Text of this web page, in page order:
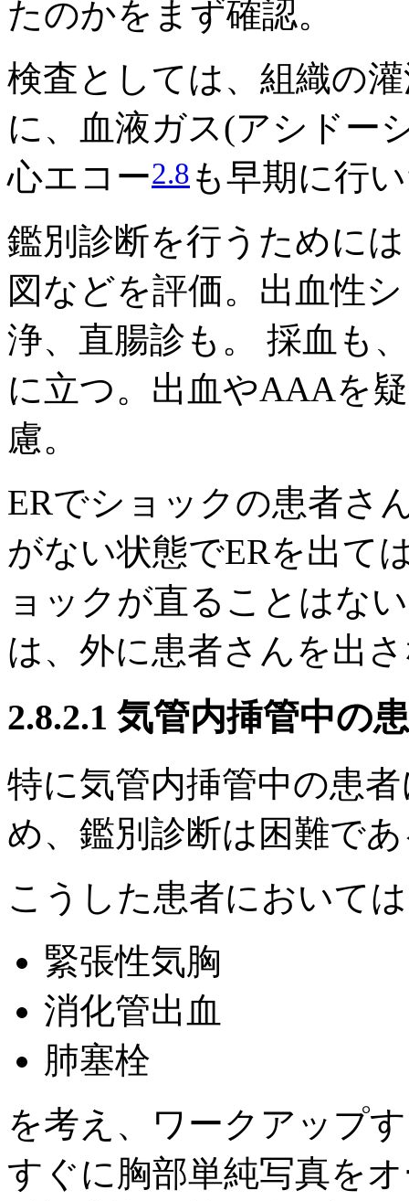
たのかをまず確認。
検査としては、組織の
に、血液ガス(アシドー
心エコー2.8 も早期に行
鑑別診断を行うために
図などを評価。出血性
浄、直腸診も。 採血も
に立つ。出血やAAAを
慮。
ERでショックの患者さ
がない状態でERを出て
ョックが直ることはな
は、外に患者さんを出
2.8.2.1 気管内挿管中の
特に気管内挿管中の患
め、鑑別診断は困難で
こうした患者においては
緊張性気胸
消化管出血
肺塞栓
を考え、ワークアップ
すぐに胸部単純写真を